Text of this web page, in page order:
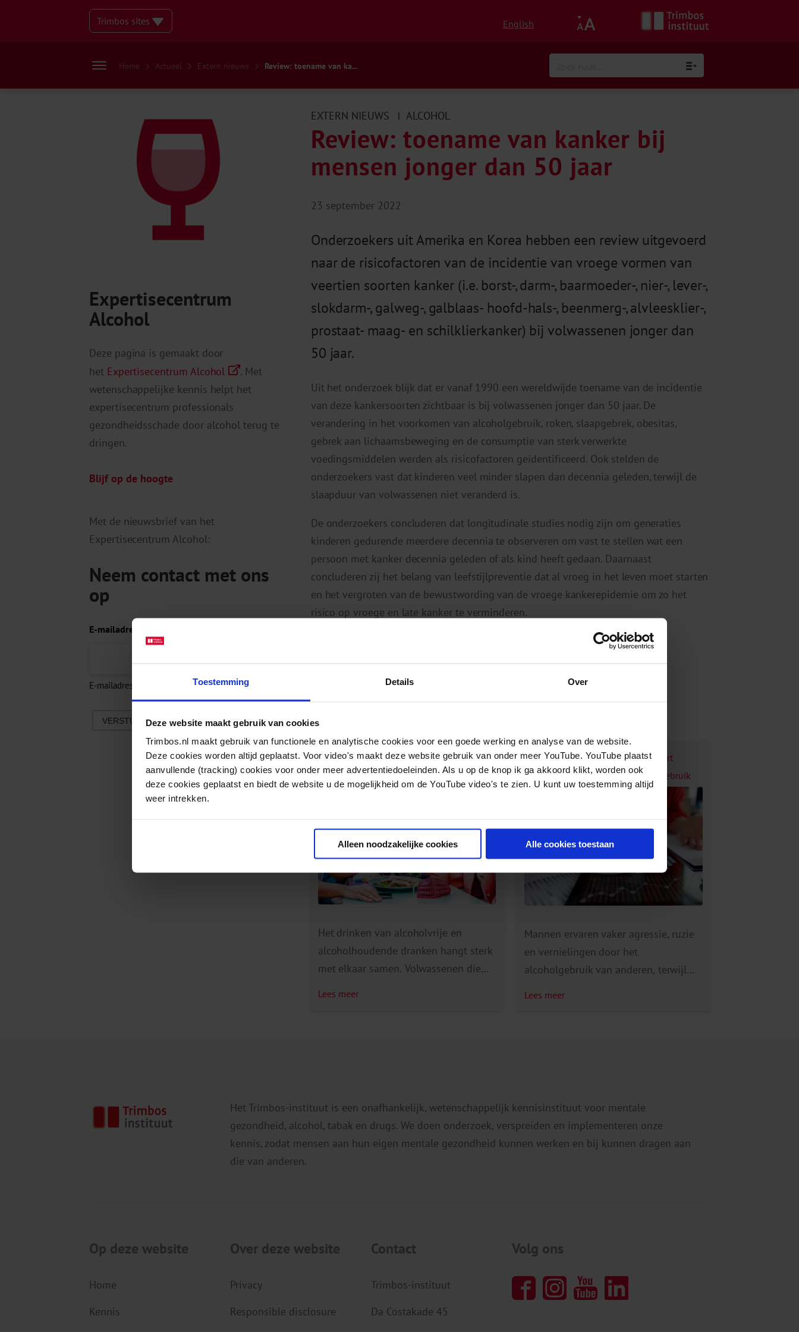
Toestemming Details Over
Deze website maakt gebruik van cookies
Trimbos.nl maakt gebruik van functionele en analytische cookies voor een goede werking en analyse van de website.
Deze cookies worden altijd geplaatst. Voor video's maakt deze website gebruik van onder meer YouTube. YouTube plaatst
aanvullende (tracking) cookies voor onder meer advertentiedoeleinden. Als u op de knop ik ga akkoord klikt, worden ook
deze cookies geplaatst en biedt de website u de mogelijkheid om de YouTube video's te zien. U kunt uw toestemming altijd
weer intrekken.
Alleen noodzakelijke cookies Alle cookies toestaan
Trimbos sites English
Home Actueel Extern nieuws Review: toename van ka...
Expertisecentrum
Alcohol
Deze pagina is gemaakt door
het Expertisecentrum Alcohol
. Met
wetenschappelijke kennis helpt het
expertisecentrum professionals
gezondheidsschade door alcohol terug te
dringen.
Blijf op de hoogte
Met de nieuwsbrief van het
Expertisecentrum Alcohol:
Neem contact met ons
op
E-mailadres
E-mailadres invoeren E-mailadres bevestigen
VERSTUREN
EXTERN NIEUWS | ALCOHOL
Review: toename van kanker bij
mensen jonger dan 50 jaar
23 september 2022
Onderzoekers uit Amerika en Korea hebben een review uitgevoerd
naar de risicofactoren van de incidentie van vroege vormen van
veertien soorten kanker (i.e. borst-, darm-, baarmoeder-, nier-, lever-,
slokdarm-, galweg-, galblaas- hoofd-hals-, beenmerg-, alvleesklier-,
prostaat- maag- en schilklierkanker) bij volwassenen jonger dan
50 jaar.
Uit het onderzoek blijk dat er vanaf 1990 een wereldwijde toename van de incidentie
van deze kankersoorten zichtbaar is bij volwassenen jonger dan 50 jaar. De
verandering in het voorkomen van alcoholgebruik, roken, slaapgebrek, obesitas,
gebrek aan lichaamsbeweging en de consumptie van sterk verwerkte
voedingsmiddelen werden als risicofactoren geïdentificeerd. Ook stelden de
onderzoekers vast dat kinderen veel minder slapen dan decennia geleden, terwijl de
slaapduur van volwassenen niet veranderd is.
De onderzoekers concluderen dat longitudinale studies nodig zijn om generaties
kinderen gedurende meerdere decennia te observeren om vast te stellen wat een
persoon met kanker decennia geleden of als kind heeft gedaan. Daarnaast
concluderen zij het belang van leefstijlpreventie dat al vroeg in het leven moet starten
en het vergroten van de bewustwording van de vroege kankerepidemie om zo het
risico op vroege en late kanker te verminderen.
Gerelateerde berichten
Volwassenen drinken alcoholvrije dranken
vooral náást alcohol
Het drinken van alcoholvrije en
alcoholhoudende dranken hangt sterk
met elkaar samen. Volwassenen die
volwassenen geeft […]
Lees meer
Ruim 1 op de 8 volwassenen ervaart
negatieve gevolgen door alcoholgebruik
Mannen ervaren vaker agressie, ruzie
en vernielingen door het
alcoholgebruik van anderen, terwijl
omgeving zijn waar gedronken wordt,
zoals het uitgaansleven. Ook
volwassenen die zelf […]
Lees meer
Het Trimbos-instituut is een onafhankelijk, wetenschappelijk kennisinstituut voor mentale
gezondheid, alcohol, tabak en drugs. We doen onderzoek, verspreiden en implementeren onze
kennis, zodat mensen aan hun eigen mentale gezondheid kunnen werken en bij kunnen dragen aan
die van anderen.
Op deze website
Home
Kennis
Over deze website
Privacy
Responsible disclosure
Contact
Trimbos-instituut
Da Costakade 45
Volg ons